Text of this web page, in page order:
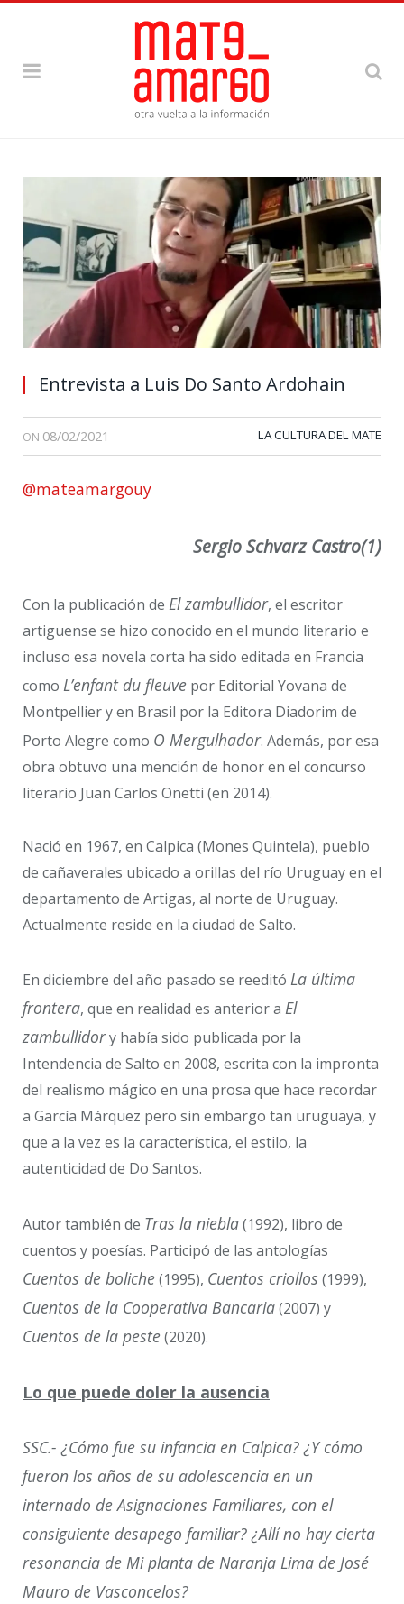
Entrevista a Luis Do Santo Ardohain
ON 08/02/2021 LA CULTURA DEL MATE
@mateamargouy
Sergio Schvarz Castro(1)
Con la publicación de El zambullidor, el escritor
artiguense se hizo conocido en el mundo literario e
incluso esa novela corta ha sido editada en Francia
como L’enfant du fleuve por Editorial Yovana de
Montpellier y en Brasil por la Editora Diadorim de
Porto Alegre como O Mergulhador. Además, por esa
obra obtuvo una mención de honor en el concurso
literario Juan Carlos Onetti (en 2014).
Nació en 1967, en Calpica (Mones Quintela), pueblo
de cañaverales ubicado a orillas del río Uruguay en el
departamento de Artigas, al norte de Uruguay.
Actualmente reside en la ciudad de Salto.
En diciembre del año pasado se reeditó La última
frontera, que en realidad es anterior a El
zambullidory había sido publicada por la
Intendencia de Salto en 2008, escrita con la impronta
del realismo mágico en una prosa que hace recordar
a García Márquez pero sin embargo tan uruguaya, y
que a la vez es la característica, el estilo, la
autenticidad de Do Santos.
Autor también de Tras la niebla(1992), libro de
cuentos y poesías. Participó de las antologías
Cuentos de boliche(1995), Cuentos criollos (1999),
Cuentos de la Cooperativa Bancaria(2007) y
Cuentos de la peste(2020).
Lo que puede doler la ausencia
SSC.- ¿Cómo fue su infancia en Calpica? ¿Y cómo
fueron los años de su adolescencia en un
internado de Asignaciones Familiares, con el
consiguiente desapego familiar? ¿Allí no hay cierta
resonancia de Mi planta de Naranja Lima de José
Mauro de Vasconcelos?